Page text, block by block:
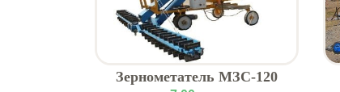
Зернометатель МЗС-120